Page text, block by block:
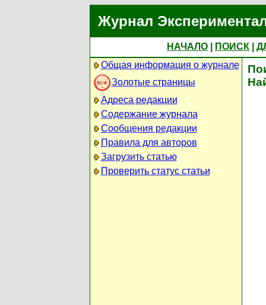
Журнал
НАЧАЛО ПОИСК
Общая информация о журнале
Золотые страницы
Адреса редакции
Содержание журнала
Сообщения редакции
Правила для авторов
Загрузить статью
Проверить статус статьи